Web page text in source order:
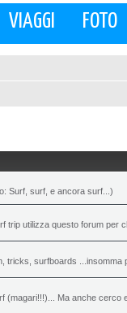
VIAGGI FOTO
Surf, surf, e ancora surf...)
trip utilizza questo forum per
tricks, surfboards ...insomma
(magari!!!)... Ma anche cerco